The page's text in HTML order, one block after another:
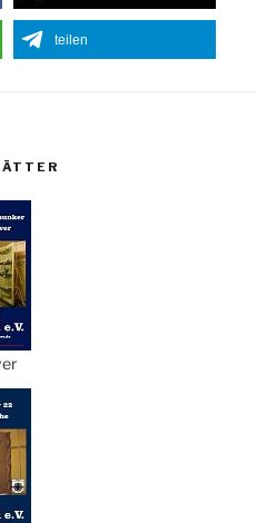
teilen